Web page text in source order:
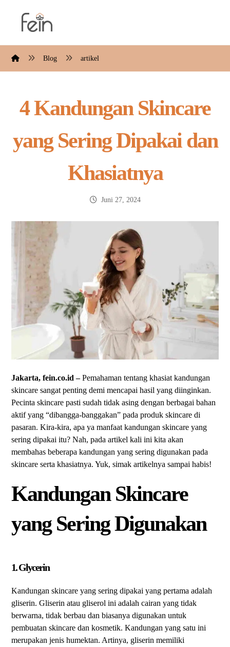
Blog artikel
4 Kandungan Skincare
yang Sering Dipakai dan
Khasiatnya
Juni 27, 2024
Jakarta, fein.co.id –Pemahaman tentang khasiat kandungan
skincare sangat penting demi mencapai hasil yang diinginkan.
Pecinta skincare pasti sudah tidak asing dengan berbagai bahan
aktif yang “dibangga-banggakan” pada produk skincare di
pasaran. Kira-kira, apa ya manfaat kandungan skincare yang
sering dipakai itu? Nah, pada artikel kali ini kita akan
membahas beberapa kandungan yang sering digunakan pada
skincare serta khasiatnya. Yuk, simak artikelnya sampai habis!
Kandungan Skincare
yang Sering Digunakan
1. Glycerin
Kandungan skincare yang sering dipakai yang pertama adalah
gliserin. Gliserin atau gliserol ini adalah cairan yang tidak
berwarna, tidak berbau dan biasanya digunakan untuk
pembuatan skincare dan kosmetik. Kandungan yang satu ini
merupakan jenis humektan. Artinya, gliserin memiliki